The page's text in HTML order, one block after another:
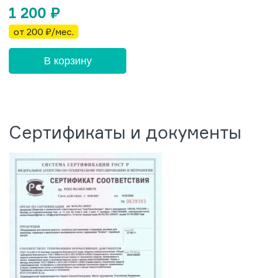
1 200 ₽
от 200 ₽/мес.
В корзину
Сертификаты и документы